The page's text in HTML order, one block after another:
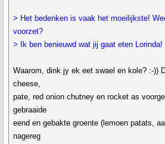
> Het bedenken is vaak het moeilijkste!
voorzet?
> Ik ben benieuwd wat jij gaat eten Lorinda!
Waarom, dink jy ek eet swael en kole? :-))
cheese,
pate, red onion chutney en rocket as
gebraaide
eend en gebakte groente (lemoen patats,
nagereg